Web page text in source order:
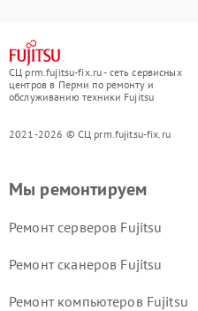
СЦ prm.fujitsu-fix.ru - сеть сервисных
центров в Перми по ремонту и
обслуживанию техники Fujitsu
2021-2026 © СЦ prm.fujitsu-fix.ru
Мы ремонтируем
Ремонт серверов Fujitsu
Ремонт сканеров Fujitsu
Ремонт компьютеров Fujitsu